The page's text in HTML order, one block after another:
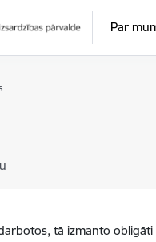
Par
tā izmanto